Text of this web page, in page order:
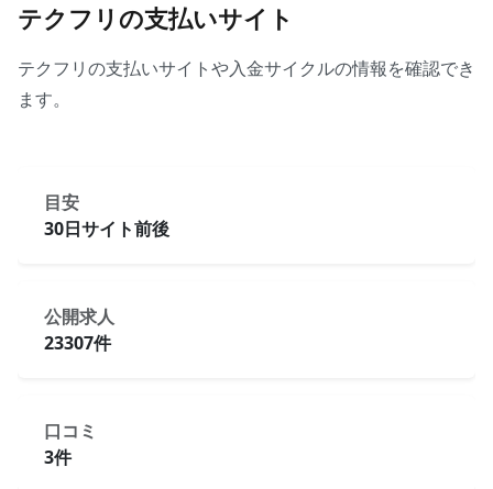
テクフリの支払いサイト
テクフリの支払いサイトや入金サイクルの情報を確認でき
ます。
目安
30日サイト前後
公開求人
23307件
口コミ
3件